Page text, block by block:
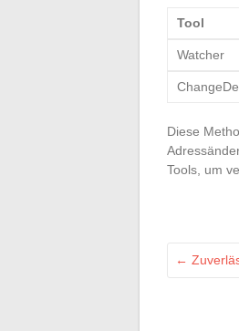
Tool
Watcher
Diese
Tools, um
←